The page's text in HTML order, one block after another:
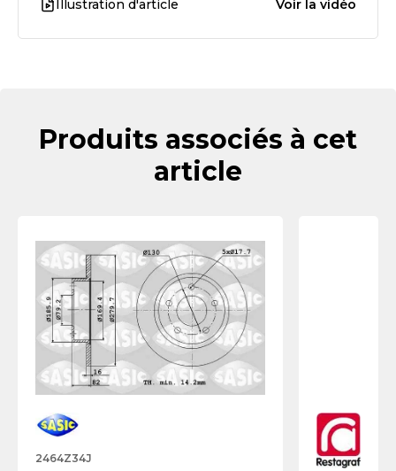
Illustration d'article Voir la vidéo
Produits associés à cet
article
2464Z34J